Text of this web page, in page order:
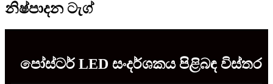
නිෂ්පාදන ටැග්
පෝස්ටර් LED සංදර්ශකය පිළිබඳ විස්තර